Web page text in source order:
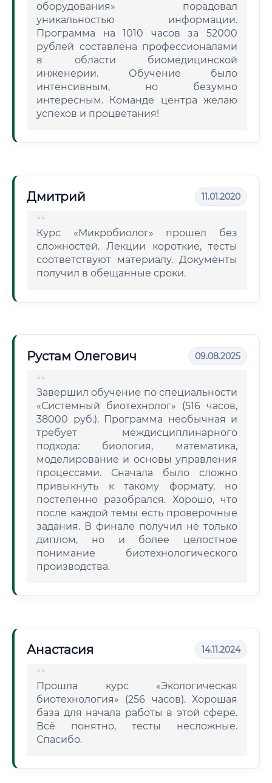
оборудования» порадовал
уникальностью информации.
Программа на 1010 часов за 52000
рублей составлена профессионалами
в области биомедицинской
инженерии. Обучение было
интенсивным, но безумно
интересным. Команде центра желаю
успехов и процветания!
Дмитрий 11.01.2020
Курс «Микробиолог» прошел без
сложностей. Лекции короткие, тесты
соответствуют материалу. Документы
получил в обещанные сроки.
Рустам Олегович 09.08.2025
Завершил обучение по специальности
«Системный биотехнолог» (516 часов,
38000 руб.). Программа необычная и
требует междисциплинарного
подхода: биология, математика,
моделирование и основы управления
процессами. Сначала было сложно
привыкнуть к такому формату, но
постепенно разобрался. Хорошо, что
после каждой темы есть проверочные
задания. В финале получил не только
диплом, но и более целостное
понимание биотехнологического
производства.
Анастасия 14.11.2024
Прошла курс «Экологическая
биотехнология» (256 часов). Хорошая
база для начала работы в этой сфере.
Всё понятно, тесты несложные.
Спасибо.